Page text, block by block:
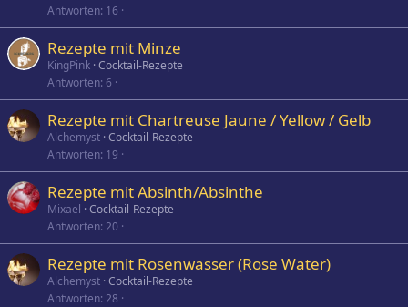
Antworten 16
Rezepte mit Minze
KingPink Cocktail-Rezepte
Antworten 6
Rezepte mit Chartreuse Jaune / Yellow / Gelb
Alchemyst Cocktail-Rezepte
Antworten 19
Rezepte mit Absinth/Absinthe
Mixael Cocktail-Rezepte
Antworten 20
Rezepte mit Rosenwasser (Rose Water)
Alchemyst Cocktail-Rezepte
Antworten 28